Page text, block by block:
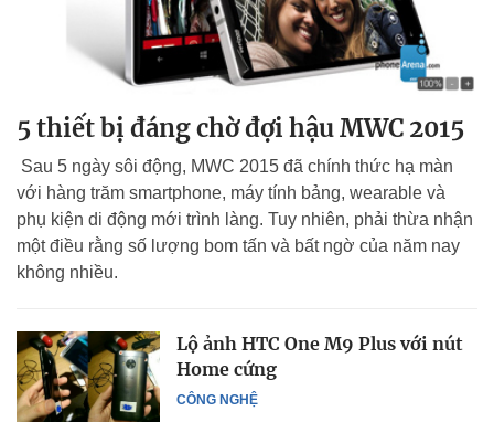
5 thiết bị đáng chờ đợi hậu MWC 2015
Sau 5 ngày sôi động, MWC 2015 đã chính thức hạ màn
với hàng trăm smartphone, máy tính bảng, wearable và
phụ kiện di động mới trình làng. Tuy nhiên, phải thừa nhận
một điều rằng số lượng bom tấn và bất ngờ của năm nay
không nhiều.
CÔNG NGHỆ
Lộ ảnh HTC One M9 Plus với nút
Home cứng